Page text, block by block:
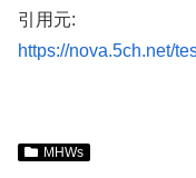
引用元:
https://nova.5ch.net/
MHWs